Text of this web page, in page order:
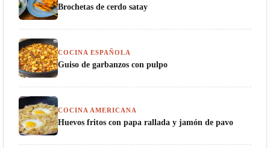
Brochetas de cerdo satay
COCINA ESPAÑOLA
Guiso de garbanzos con pulpo
COCINA AMERICANA
Huevos fritos con papa rallada y jamón de pavo